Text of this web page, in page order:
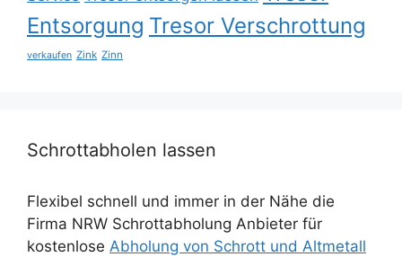
Entsorgung Tresor Verschrottung
verkaufen Zink Zinn
Schrottabholen lassen
Flexibel schnell und immer in der Nähe die
Firma NRW Schrottabholung Anbieter für
kostenlose Abholung von Schrott und Altmetall